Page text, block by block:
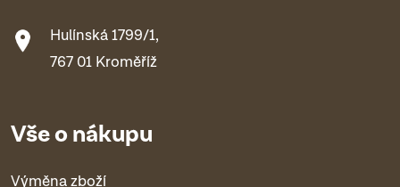
Hulínská 1799/1,
767 01 Kroměříž
Vše o nákupu
Výměna zboží